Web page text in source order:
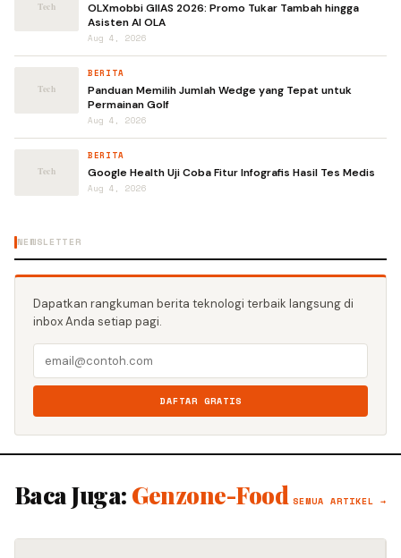
OLXmobbi GIIAS 2026: Promo Tukar Tambah hingga
Asisten AI OLA
Aug 4, 2026
BERITA
Panduan Memilih Jumlah Wedge yang Tepat untuk
Permainan Golf
Aug 4, 2026
BERITA
Google Health Uji Coba Fitur Infografis Hasil Tes Medis
Aug 4, 2026
NEWSLETTER
Dapatkan rangkuman berita teknologi terbaik langsung di
inbox Anda setiap pagi.
DAFTAR GRATIS
Baca Juga: Genzone-Food SEMUA ARTIKEL →